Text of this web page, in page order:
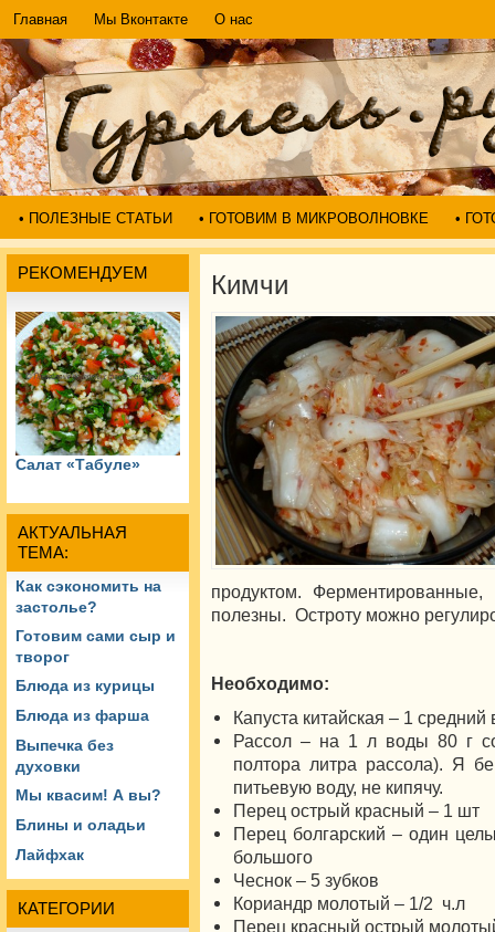
Главная Мы Вконтакте О нас
• ПОЛЕЗНЫЕ СТАТЬИ • ГОТОВИМ В МИКРОВОЛНОВКЕ •
РЕКОМЕНДУЕМ
Салат «Табуле»
АКТУАЛЬНАЯ
ТЕМА:
Как сэкономить на
застолье?
Готовим сами сыр и
творог
Блюда из курицы
Блюда из фарша
Выпечка без
духовки
Мы квасим! А вы?
Блины и оладьи
Лайфхак
КАТЕГОРИИ
Кимчи
продуктом.
полезны. Остроту можно
Необходимо:
Капуста китайская – 1 средний
Рассол – на 1 л воды 80 г
полтора литра рассола). Я
питьевую воду, не кипячу.
Перец острый красный – 1 шт
Перец болгарский – один
большого
Чеснок – 5 зубков
Кориандр молотый – 1/2 ч.л
Перец красный острый